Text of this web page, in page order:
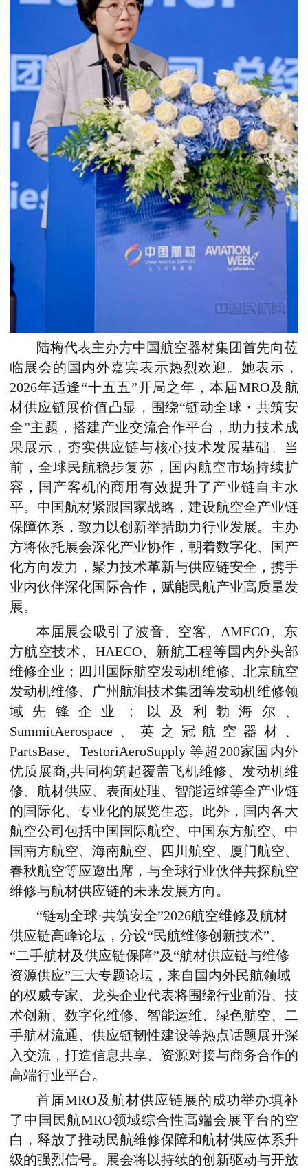
陆梅代表主办方中国航空器材集团首先向莅
临展会的国内外嘉宾表示热烈欢迎。她表示，
2026年适逢“十五五”开局之年，本届MRO及航
材供应链展价值凸显，围绕“链动全球・共筑安
全”主题，搭建产业交流合作平台，助力技术成
果展示，夯实供应链与核心技术发展基础。当
前，全球民航稳步复苏，国内航空市场持续扩
容，国产客机的商用有效提升了产业链自主水
平。中国航材紧跟国家战略，建设航空全产业链
保障体系，致力以创新举措助力行业发展。主办
方将依托展会深化产业协作，朝着数字化、国产
化方向发力，聚力技术革新与供应链安全，携手
业内伙伴深化国际合作，赋能民航产业高质量发
展。
本届展会吸引了波音、 空客、AMECO、东
方航空技术、HAECO、新航工程等国内外头部
维修企业；四川国际航空发动机维修、北京航空
发动机维修、广州航润技术集团等发动机维修领
域先锋企业；以及利勃海尔、
SummitAerospace、英之冠航空器材、
PartsBase、TestoriAeroSupply 等超200家国内外
优质展商,共同构筑起覆盖飞机维修、发动机维
修、航材供应、表面处理、智能运维等全产业链
的国际化、专业化的展览生态。此外，国内各大
航空公司包括中国国际航空、中国东方航空、中
国南方航空、海南航空、四川航空、厦门航空、
春秋航空等应邀出席，与全球行业伙伴共探航空
维修与航材供应链的未来发展方向。
“链动全球·共筑安全”2026航空维修及航材
供应链高峰论坛，分设“民航维修创新技术”、
“二手航材及供应链保障”及“航材供应链与维修
资源供应”三大专题论坛，来自国内外民航领域
的权威专家、龙头企业代表将围绕行业前沿、技
术创新、数字化维修、智能运维、绿色航空、二
手航材流通、供应链韧性建设等热点话题展开深
入交流，打造信息共享、资源对接与商务合作的
高端行业平台。
首届MRO及航材供应链展的成功举办填补
了中国民航MRO领域综合性高端会展平台的空
白，释放了推动民航维修保障和航材供应体系升
级的强烈信号。展会将以持续的创新驱动与开放